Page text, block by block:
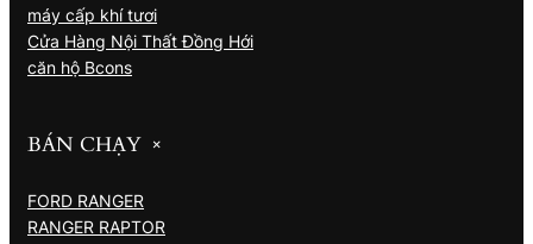
máy cấp khí tươi
Cửa Hàng Nội Thất Đồng Hới
căn hộ Bcons
BÁN CHẠY +
FORD RANGER
RANGER RAPTOR